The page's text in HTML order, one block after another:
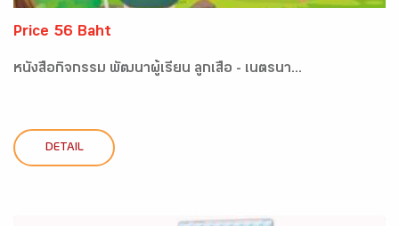
Price 56 Baht
หนังสือกิจกรรม พัฒนาผู้เรียน ลูกเสือ - เนตรนา...
DETAIL